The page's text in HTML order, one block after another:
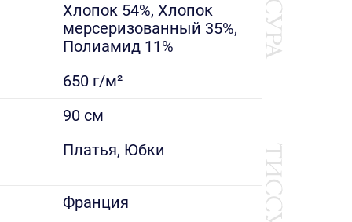
Хлопок 54%, Хлопок
мерсеризованный 35%,
Полиамид 11%
650 г/м²
90 см
Платья, Юбки
Франция